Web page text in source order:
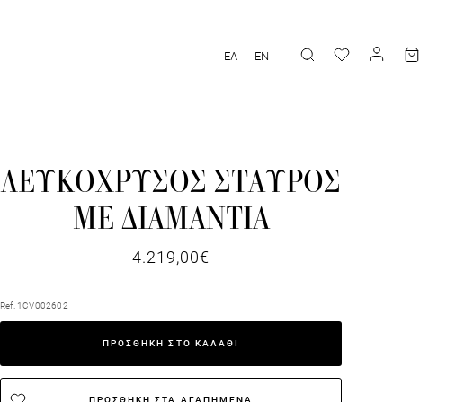
ΕΛ EN
ΛΕΥΚΟΧΡΥΣΟΣ ΣΤΑΥΡΟΣ
ΜΕ ΔΙΑΜΑΝΤΙΑ
4.219,00€
Ref. 1CV002602
ΠΡΟΣΘΗΚΗ ΣΤΟ ΚΑΛΑΘΙ